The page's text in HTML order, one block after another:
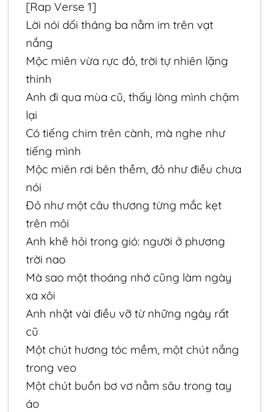
[Rap Verse 1]
Lời nói dối tháng ba nằm im trên vạt
nắng
Mộc miên vừa rực đỏ, trời tự nhiên lặng
thinh
Anh đi qua mùa cũ, thấy lòng mình chậm
lại
Có tiếng chim trên cành, mà nghe như
tiếng mình
Mộc miên rơi bên thềm, đỏ như điều chưa
nói
Đỏ như một câu thương từng mắc kẹt
trên môi
Anh khẽ hỏi trong gió: người ở phương
trời nao
Mà sao một thoáng nhớ cũng làm ngày
xa xôi
Anh nhặt vài điều vỡ từ những ngày rất
cũ
Một chút hương tóc mềm, một chút nắng
trong veo
Một chút buồn bơ vơ nằm sâu trong tay
áo